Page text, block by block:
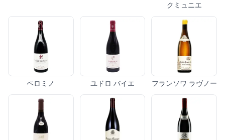
クミュニエ
ペロミノ ユドロ バイエ フランソワ ラヴノー